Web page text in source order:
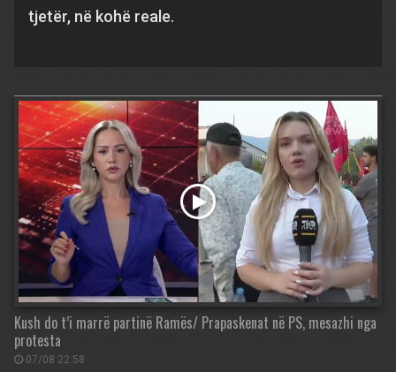
tjetër, në kohë reale.
Kush do t’i marrë partinë Ramës/ Prapaskenat në PS, mesazhi nga
protesta
07/08 22:58